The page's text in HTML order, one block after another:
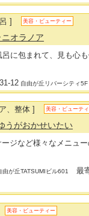
] 美容・ビューティー
オラノア
に包まれて、見も心
12 自由が丘リバーシティ5F
、整体 ] 美容・ビューテ
うがおかせいたい
ジなど様々なメニュ
由が丘TATSUMIビル601 最
美容・ビューティー